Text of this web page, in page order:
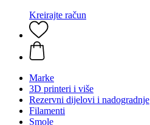
Kreirajte račun
Marke
3D printeri i više
Rezervni dijelovi i nadogradnje
Filamenti
Smole